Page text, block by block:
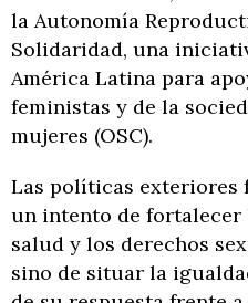
la Autonomía
Solidaridad, una
América Latina para
feministas y de la
mujeres (OSC).
Las políticas exteriores
un intento de
salud y los derechos
sino de situar la